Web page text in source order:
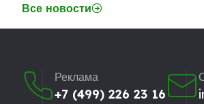
Все новости
Реклама
+7 (499) 226 23 16